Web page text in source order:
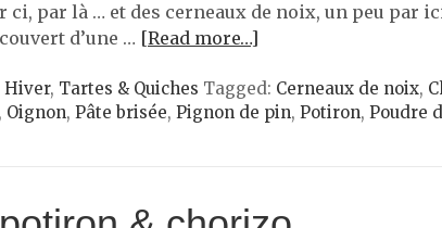
ci, par là … et des cerneaux de noix, un peu par
d’une … [Read more…]
Hiver, Tartes & Quiches Tagged: Cerneaux de noix,
, Oignon, Pâte brisée, Pignon de pin, Potiron, Poudre